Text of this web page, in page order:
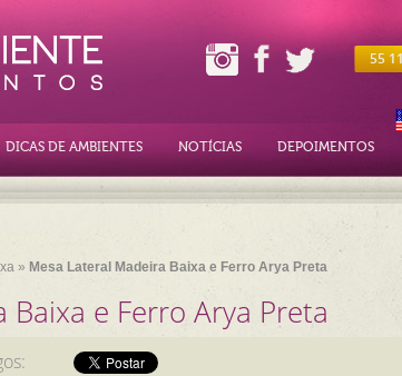
55 11
DICAS DE AMBIENTES NOTÍCIAS DEPOIMENTOS
» Mesa Lateral Madeira Baixa e Ferro Arya Preta
e Ferro Arya Preta